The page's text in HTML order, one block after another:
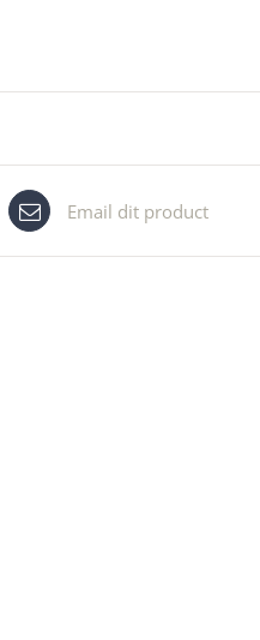
Email dit product